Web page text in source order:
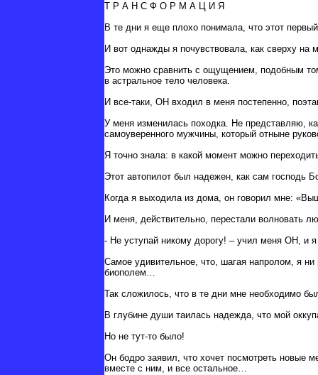
Т Р А Н С Ф О Р М А Ц И Я
В те дни я еще плохо понимала, что этот
И вот однажды я почувствовала, как сверху
Это можно сравнить с ощущением, подобным
в астральное тело человека.
И все-таки, ОН входил в меня постепенно,
У меня изменилась походка. Не представляю,
самоуверенного мужчины, который отныне
Я точно знала: в какой момент можно
Этот автопилот был надежен, как сам господь
Когда я выходила из дома, он говорил мне:
И меня, действительно, перестали волновать
- Не уступай никому дорогу! – учил меня ОН, и
Самое удивительное, что, шагая напролом, я
биополем…
Так сложилось, что в те дни мне необходимо
В глубине души таилась надежда, что мой
Но не тут-то было!
Он бодро заявил, что хочет посмотреть новые
вместе с ним, и все остальное…